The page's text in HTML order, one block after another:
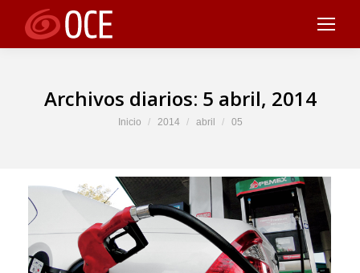
Archivos diarios: 5 abril, 2014
Estás aquí:
Inicio 2014 abril 05